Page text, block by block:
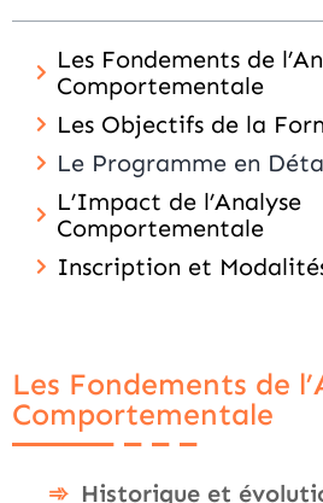
Les Fondements de
Comportementale
Les Objectifs de la
Le Programme en
L’Impact de l’Analyse
Comportementale
Inscription et
Les Fondements de
Comportementale
Historique et